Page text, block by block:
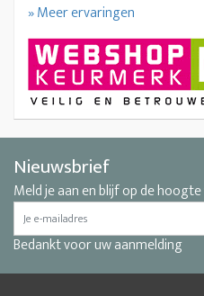
» Meer ervaringen
Nieuwsbrief
Meld je aan en blijf op de
Bedankt voor uw aanmelding